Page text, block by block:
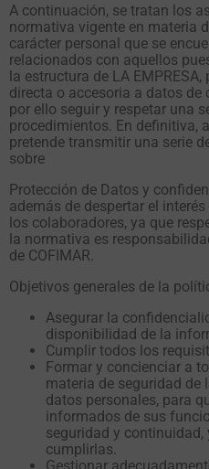
A continuación, se tratan los
normativa vigente en materia
carácter personal que se
relacionados con aquellos
la estructura de LA
directa o accesoria a datos de
por ello seguir y respetar una
procedimientos. En definitiva,
pretende transmitir una serie
sobre
Protección de Datos y
además de despertar el
los colaboradores, ya que
la normativa es
de COFIMAR.
Objetivos generales de la
Asegurar la
disponibilidad de la
Cumplir todos los
Formar y concienciar a
materia de seguridad
datos personales, para
informados de sus
seguridad y continuidad,
cumplirlas.
Gestionar